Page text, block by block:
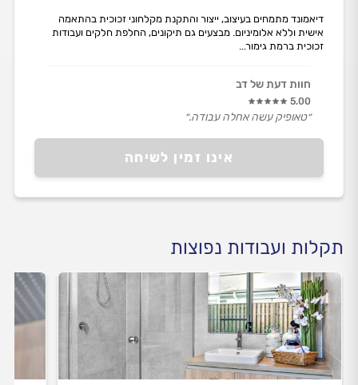
אינו זמין לשיחה
דיאמונד מתמחים בעיצוב, ייצור והתקנת מקלחוני זכוכית בהתאמה
אישית וללא אלומיניום. מבצעים גם תיקונים, החלפת חלקים ועבודות
זכוכית ברמת גימור...
חוות דעת של דב
5.00
״טאופיק עשה אחלה עבודה.״
תקלות ועבודות נפוצות